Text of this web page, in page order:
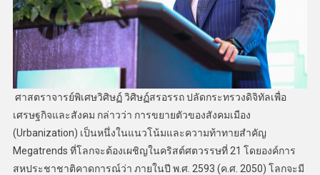
ศาสตราจารย์พิเศษวิศิษฏ์ วิศิษฏ์สรอรรถ ปลัดกระทรวงดิจิทัลเพื่อ
เศรษฐกิจและสังคม กล่าวว่า การขยายตัวของสังคมเมือง
(Urbanization) เป็นหนึ่งในแนวโน้มและความท้าทายสำคัญ
Megatrends ที่โลกจะต้องเผชิญในคริสต์ศตวรรษที่ 21 โดยองค์การ
สหประชาชาติคาดการณ์ว่า ภายในปี พ.ศ. 2593 (ค.ศ. 2050) โลกจะมี